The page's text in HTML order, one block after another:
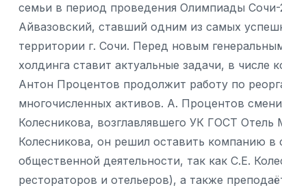
семьи в период проведения Олимпиады
Айвазовский, ставший одним из самых
территории г. Сочи. Перед новым
холдинга ставит актуальные задачи, в
Антон Процентов продолжит работу по
многочисленных активов. А. Процентов
Колесникова, возглавлявшего УК ГОСТ
Колесникова, он решил оставить компанию в
общественной деятельности, так как С.Е.
рестораторов и отельеров), а также